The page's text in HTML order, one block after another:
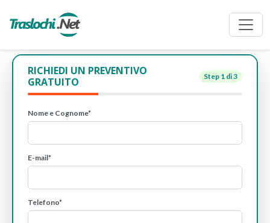
RICHIEDI UN PREVENTIVO
GRATUITO
Step 1 di 3
Nome e Cognome*
E-mail*
Telefono*